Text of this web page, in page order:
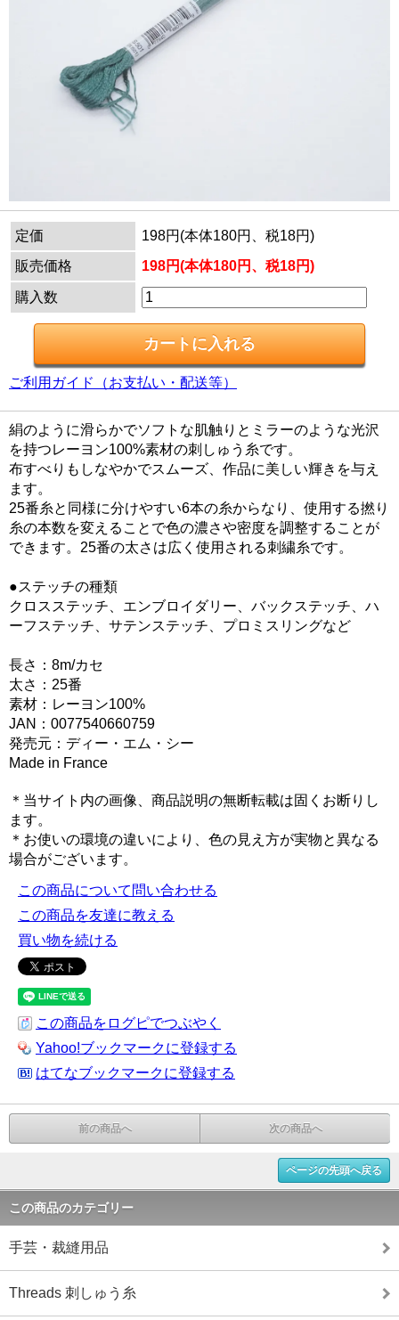
定価
198円(本体180円、税18円)
販売価格
198円(本体180円、税18円)
購入数
ご利用ガイド（お支払い・配送等）
絹のように滑らかでソフトな肌触りとミラーのような光沢
を持つレーヨン100%素材の刺しゅう糸です。
布すべりもしなやかでスムーズ、作品に美しい輝きを与え
ます。
25番糸と同様に分けやすい6本の糸からなり、使用する撚り
糸の本数を変えることで色の濃さや密度を調整することが
できます。25番の太さは広く使用される刺繍糸です。
●ステッチの種類
クロスステッチ、エンブロイダリー、バックステッチ、ハ
ーフステッチ、サテンステッチ、プロミスリングなど
長さ：8m/カセ
太さ：25番
素材：レーヨン100%
JAN：0077540660759
発売元：ディー・エム・シー
Made in France
＊当サイト内の画像、商品説明の無断転載は固くお断りし
ます。
＊お使いの環境の違いにより、色の見え方が実物と異なる
場合がございます。
この商品について問い合わせる
この商品を友達に教える
買い物を続ける
この商品をログピでつぶやく
Yahoo!ブックマークに登録する
はてなブックマークに登録する
前の商品へ 次の商品へ
ページの先頭へ戻る
この商品のカテゴリー
手芸・裁縫用品
Threads 刺しゅう糸